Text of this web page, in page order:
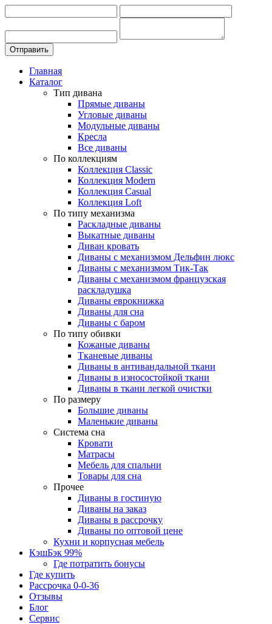
Главная
Каталог
Тип дивана
Прямые диваны
Угловые диваны
Модульные диваны
Кресла
Все диваны
По коллекциям
Коллекция Classic
Коллекция Modern
Коллекция Casual
Коллекция Loft
По типу механизма
Раскладные диваны
Выкатные диваны
Диван кровать
Диваны с механизмом Дельфин люкс
Диваны с механизмом Тик-Так
Диваны с механизмом французская
раскладушка
Диваны еврокнижка
Диваны для сна
Диваны с баром
По типу обивки
Кожаные диваны
Тканевые диваны
Диваны в антивандальной ткани
Диваны в износостойкой ткани
Диваны в ткани легкой очистки
По размеру
Большие диваны
Маленькие диваны
Система сна
Кровати
Матрасы
Мебель для спальни
Товары для сна
Прочее
Диваны в гостиную
Диваны на заказ
Диваны в рассрочку
Диваны по оптовой цене
Кухни и корпусная мебель
КэшБэк 99%
Где потратить бонусы
Где купить
Рассрочка 0-0-36
Отзывы
Блог
Сервис